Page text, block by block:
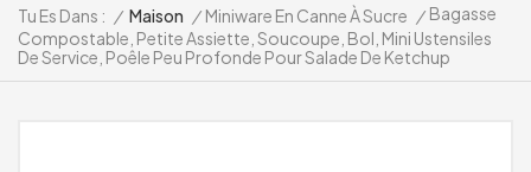
Tu Es Dans : / Maison / Miniware En Canne À Sucre / Bagasse
Compostable, Petite Assiette, Soucoupe, Bol, Mini Ustensiles
De Service, Poêle Peu Profonde Pour Salade De Ketchup